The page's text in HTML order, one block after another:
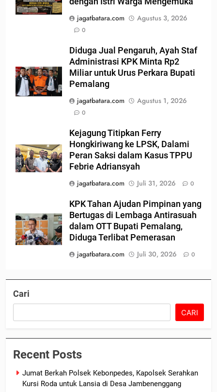
jagatbatara.com
Agustus 3, 2026
0
Diduga Jual Pengaruh, Ayah Staf
Administrasi KPK Minta Rp2
Miliar untuk Urus Perkara Bupati
Pemalang
jagatbatara.com
Agustus 1, 2026
0
Kejagung Titipkan Ferry
Hongkiriwang ke LPSK, Dalami
Peran Saksi dalam Kasus TPPU
Febrie Adriansyah
jagatbatara.com
Juli 31, 2026 0
KPK Tahan Ajudan Pimpinan yang
Bertugas di Lembaga Antirasuah
dalam OTT Bupati Pemalang,
Diduga Terlibat Pemerasan
jagatbatara.com
Juli 30, 2026 0
Cari
CARI
Recent Posts
Jumat Berkah Polsek Kebonpedes, Kapolsek Serahkan
Kursi Roda untuk Lansia di Desa Jambenenggang